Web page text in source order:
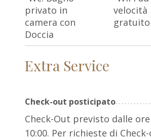
privato in
camera con
Doccia
velocità
gratuito
Extra Service
Check-out posticipato
Check-Out previsto dalle ore
10:00. Per richieste di